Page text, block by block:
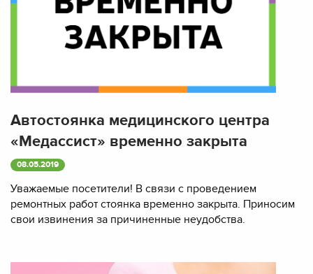
Автостоянка медицинского центра
«Медассист» временно закрыта
08.05.2019
Уважаемые посетители! В связи с проведением
ремонтных работ стоянка временно закрыта. Приносим
свои извинения за причиненные неудобства.